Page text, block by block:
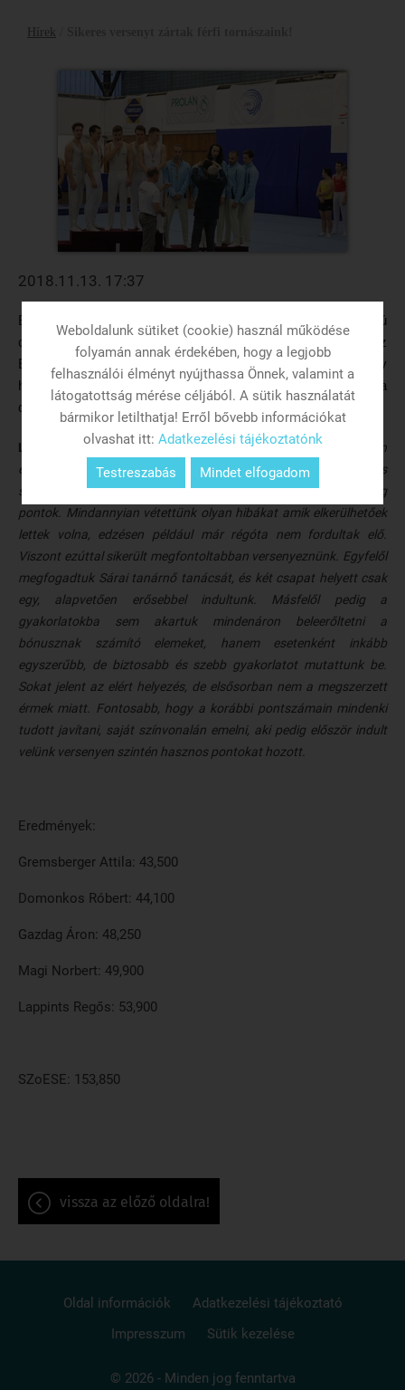
Hírek
2018.11.13. 17:37
Budapesten rendezték az Országos felnőtt másodosztályú
csapatbajnokság második fordulóját torna sportágban. Az
ELTE PPK Sportudományi Intézet - Szombathely
hallgatóiból
álló csapatunk magabiztos versenyzéssel a
dobogó harmadik fokára állhattak fel a fiúk.
Lappints Regős:
A verseny eredményével mindenképpen
elégedettek lehetünk. Hozzá kell tenni, hogy a körülmények is
szerencsések voltak, továbbá azt is, hogy maradtak bennünk még
pontok. Mindannyian vétettünk olyan hibákat amik elkerülhetőek
lettek volna, edzésen például már régóta nem fordultak elő.
Viszont ezúttal sikerült megfontoltabban versenyeznünk. Egyfelől
megfogadtuk Sárai tanárnő tanácsát, és két csapat helyett csak
egy, alapvetően erősebbel indultunk. Másfelől pedig a
gyakorlatokba sem akartuk mindenáron beleerőltetni a
bónusznak számító elemeket, hanem esetenként inkább
egyszerűbb, de biztosabb és szebb gyakorlatot mutattunk be.
Sokat jelent az elért helyezés, de elsősorban nem a megszerzett
érmek miatt. Fontosabb, hogy a korábbi pontszámain mindenki
tudott javítani, saját színvonalán emelni, aki pedig először indult
velünk versenyen szintén hasznos pontokat hozott.
Eredmények:
Gremsberger Attila: 43,500
Domonkos Róbert: 44,100
Gazdag Áron: 48,250
Magi Norbert: 49,900
Lappints Regős: 53,900
SZoESE: 153,850
vissza az előző oldalra!
© 2026 - Minden jog fenntartva
Oldal információk
Adatkezelési tájékoztató
Impresszum
Sütik kezelése
Mindet elfogadom
Testreszabás
Weboldalunk sütiket (cookie) használ működése
folyamán annak érdekében, hogy a legjobb
felhasználói élményt nyújthassa Önnek, valamint a
látogatottság mérése céljából. A sütik használatát
bármikor letilthatja! Erről bővebb információkat
olvashat itt: Adatkezelési tájékoztatónk